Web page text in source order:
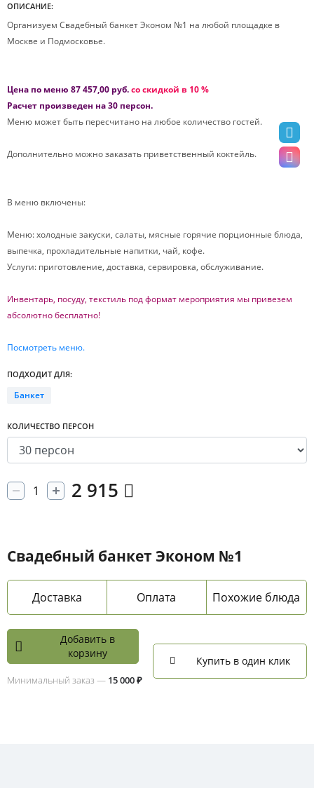
Свадебный банкет Эконом №1
Доставка Оплата Похожие блюда
ОПИСАНИЕ:
Организуем Свадебный банкет Эконом №1 на любой площадке в
Москве и Подмосковье.
Цена по меню 87 457,00 руб.со скидкой в 10 %
Расчет произведен на 30 персон.
Меню может быть пересчитано на любое количество гостей.
Дополнительно можно заказать приветственный коктейль.
В меню включены:
Меню: холодные закуски, салаты, мясные горячие порционные блюда,
выпечка, прохладительные напитки, чай, кофе.
Услуги: приготовление, доставка, сервировка, обслуживание.
Инвентарь, посуду, текстиль под формат мероприятия мы привезем
абсолютно бесплатно!
Посмотреть меню.
ПОДХОДИТ ДЛЯ:
Банкет
КОЛИЧЕСТВО ПЕРСОН
2 915
Добавить в
корзину
Минимальный заказ — 15 000 ₽
Купить в один клик